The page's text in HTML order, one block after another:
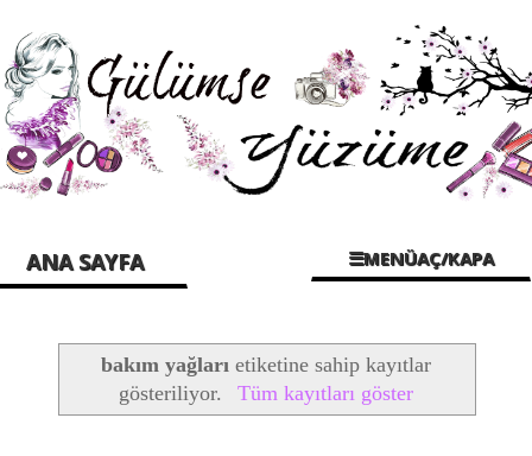
ANA SAYFA ☰MENÜAÇ/KAPA
bakım yağları etiketine sahip kayıtlar
gösteriliyor.
Tüm kayıtları göster